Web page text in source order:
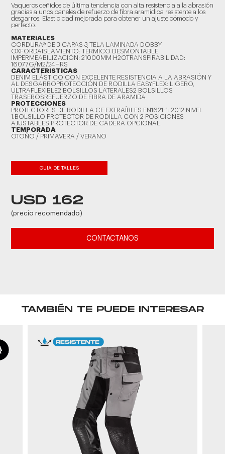
Vaqueros ceñidos de última tendencia con alta resistencia a la abrasión
gracias a unos paneles de refuerzo de fibra aramídica resistente a los
desgarros. Elasticidad mejorada para obtener un ajuste cómodo y
perfecto.
MATERIALES
CORDURA® DE 3 CAPAS 3 TELA LAMINADA DOBBY
OXFORDAISLAMIENTO: TÉRMICO DESMONTABLE
IMPERMEABILIZACIÓN: 21000MM H2OTRANSPIRABILIDAD:
16077G/M2/24HRS
CARACTERISTICAS
DENIM ELÁSTICO CON EXCELENTE RESISTENCIA A LA ABRASIÓN Y
AL DESGARROPROTECCIÓN DE RODILLA EASYFLEX: LIGERO,
ULTRAFLEXIBLE2 BOLSILLOS LATERALES2 BOLSILLOS
TRASEROSREFUERZO DE FIBRA DE ARAMIDA
PROTECCIONES
PROTECTORES DE RODILLA CE EXTRAÍBLES EN1621-1: 2012 NIVEL
1.BOLSILLO PROTECTOR DE RODILLA CON 2 POSICIONES
AJUSTABLES.PROTECTOR DE CADERA OPCIONAL.
TEMPORADA
OTOÑO / PRIMAVERA / VERANO
GUIA DE TALLES
USD 162
(precio recomendado)
CONTACTANOS
TAMBIÉN TE PUEDE INTERESAR